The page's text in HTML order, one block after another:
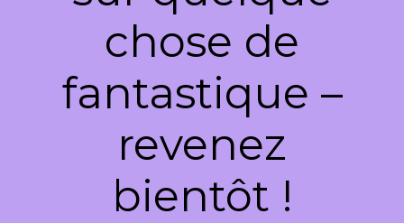
chose de
fantastique –
revenez
bientôt !